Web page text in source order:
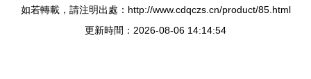
如若轉載，請注明出處：http://www.cdqczs.cn/product/85.html
更新時間：2026-08-06 14:14:54